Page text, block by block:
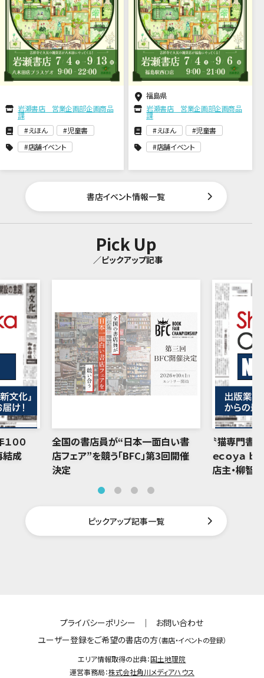
岩瀬書店 営業企画部企画商品
課
えほん
児童書
店舗イベント
福島県
岩瀬書店 営業企画部企画商品
課
えほん
児童書
店舗イベント
書店イベント情報一覧
Pick Up
／ピックアップ記事
００
結成
全国の書店員が“日本一面白い書
店フェア”を競う「BFC」第3回開催
決定
〝猫専門書
ｅｃｏｙａ ｂ
店主・柳智
ピックアップ記事一覧
プライバシーポリシー ｜
お問い合わせ
ユーザー登録をご希望の書店の方（書店・イベントの登録）
エリア情報取得の出典：国土地理院
運営事務局：株式会社角川メディアハウス